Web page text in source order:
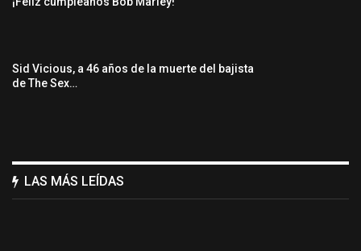
Sid Vicious, a 46 años de la muerte del bajista
de The Sex…
LAS MÁS LEÍDAS